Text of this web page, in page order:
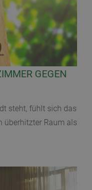
GEGEN
steht, fühlt sich das
überhitzter Raum als